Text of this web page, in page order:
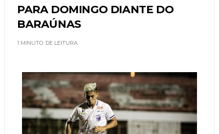
PARA DOMINGO DIANTE DO
BARAÚNAS
1 MINUTO DE LEITURA